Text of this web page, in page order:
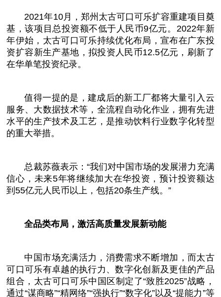
2021年10月，郑州太古可口可乐扩容重建项目奠
基，该项目总投资额不低于人民币9亿元。2022年新
年伊始，太古可口可乐持续优化布局，宣布在广东投
资扩容新生产基地，拟投资 人民币12.5亿元，刷新了
在华单笔投资纪录。
值得一提的是，建成后的新工厂都将大量引入云
服务、大数据技术等，全流程自动化作业，拥有先进
水平的生产技术及工艺，是推动饮料行业数字化转型
的重大举措。
总裁苏薇表示：“我们对中国市场的发展潜力充满
信心，未来5年将继续加大在华投资 ，预计投资额达
到55亿元人民币以上，包括20条生产线。”
全品类布局，激活高质量发展新动能
中国市场充满活力，消费需求不断增加，而太古
可口可乐有卓越的执行力、数字化创新及更佳的产品
组合，太古可口可乐中国 区制定了“致胜2025”战略，
通过“谋商略”“精网络”“强执行”“数字化”以及“提能力”等